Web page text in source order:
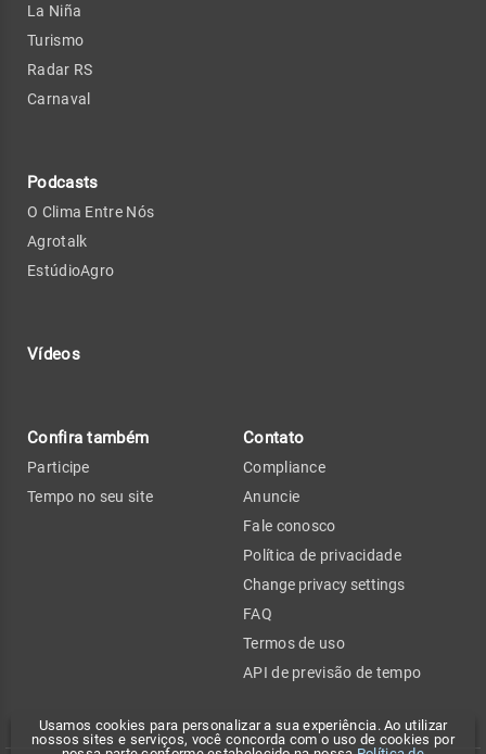
Usamos cookies para personalizar a sua experiência. Ao utilizar
nossos sites e serviços, você concorda com o uso de cookies por
La Niña
Turismo
Radar RS
Carnaval
Podcasts
O Clima Entre Nós
Agrotalk
EstúdioAgro
Vídeos
Confira também
Participe
Tempo no seu site
Contato
Compliance
Anuncie
Fale conosco
Política de privacidade
Change privacy settings
FAQ
Termos de uso
API de previsão de tempo